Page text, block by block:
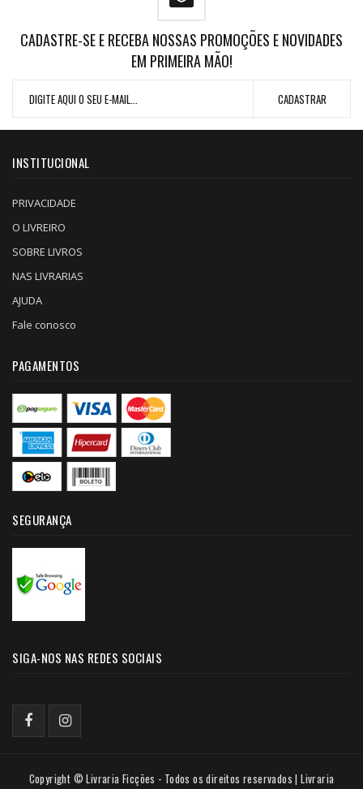
CADASTRE-SE E RECEBA NOSSAS PROMOÇÕES E NOVIDADES
EM PRIMEIRA MÃO!
INSTITUCIONAL
PRIVACIDADE
O LIVREIRO
SOBRE LIVROS
NAS LIVRARIAS
AJUDA
Fale conosco
PAGAMENTOS
SEGURANÇA
SIGA-NOS NAS REDES SOCIAIS
Copyright © Livraria Ficções - Todos os direitos reservados | Livraria